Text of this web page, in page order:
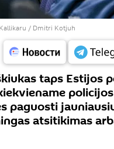
/ Dmitri Kotjuh
taps Estijos
paguosti
atsitikimas